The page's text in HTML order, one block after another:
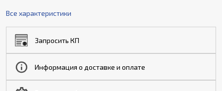
Все характеристики
Запросить КП
Информация о доставке и оплате